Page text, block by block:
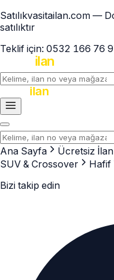
Satılıkvasitailan.com —
satılıktır
Teklif için: 0532 166 76
ilan
ilan
Ana Sayfa Ücretsiz
SUV & Crossover
Hafif
Bizi takip edin